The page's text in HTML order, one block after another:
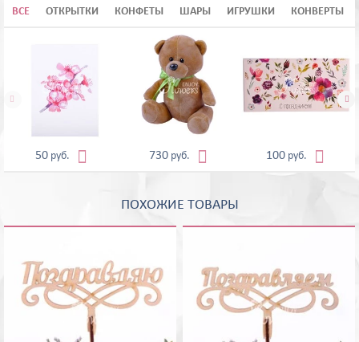
ВСЕ ОТКРЫТКИ КОНФЕТЫ ШАРЫ ИГРУШКИ КОНВЕРТЫ
50 руб.  730 руб.  100 руб. 
 
ПОХОЖИЕ ТОВАРЫ